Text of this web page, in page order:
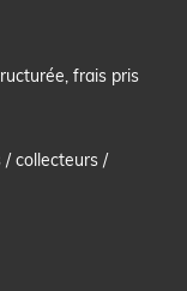
frais pris
/ collecteurs /